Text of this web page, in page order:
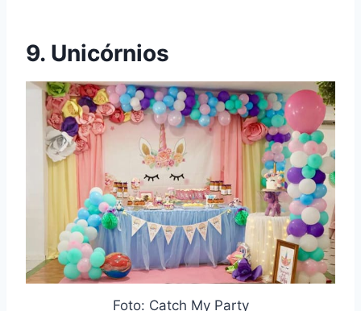
9. Unicórnios
Foto: Catch My Party